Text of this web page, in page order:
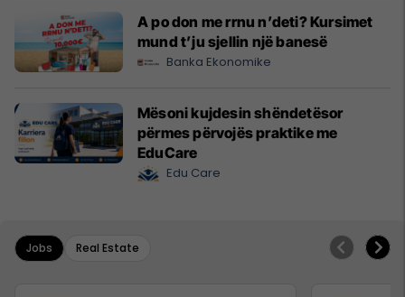
A po don me rrnu n’deti? Kursimet
mund t’ju sjellin një banesë
Banka Ekonomike
Mësoni kujdesin shëndetësor
përmes përvojës praktike me
EduCare
Edu Care
Jobs Real Estate